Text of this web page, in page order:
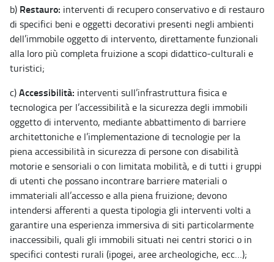
b) Restauro: interventi di recupero conservativo e di restauro
di specifici beni e oggetti decorativi presenti negli ambienti
dell’immobile oggetto di intervento, direttamente funzionali
alla loro più completa fruizione a scopi didattico-culturali e
turistici;
c)Accessibilità: interventi sull’infrastruttura fisica e
tecnologica per l’accessibilità e la sicurezza degli immobili
oggetto di intervento, mediante abbattimento di barriere
architettoniche e l’implementazione di tecnologie per la
piena accessibilità in sicurezza di persone con disabilità
motorie e sensoriali o con limitata mobilità, e di tutti i gruppi
di utenti che possano incontrare barriere materiali o
immateriali all’accesso e alla piena fruizione; devono
intendersi afferenti a questa tipologia gli interventi volti a
garantire una esperienza immersiva di siti particolarmente
inaccessibili, quali gli immobili situati nei centri storici o in
specifici contesti rurali (ipogei, aree archeologiche, ecc…);